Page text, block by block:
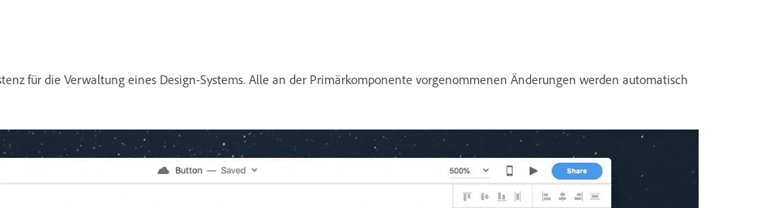
für die Verwaltung eines Design-Systems. Alle an der Primärkomponente vorgenommenen Änderungen werden automatisch